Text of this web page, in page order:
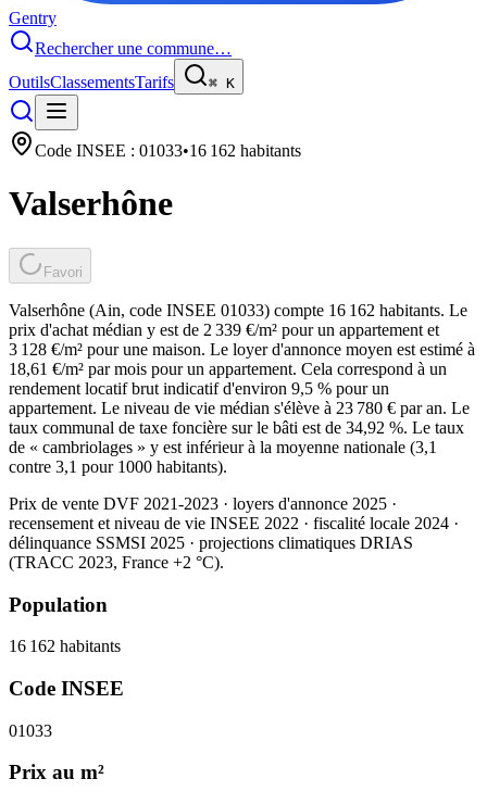
Gentry
Rechercher une commune…
OutilsClassementsTarifs ⌘ K
Code INSEE : 01033•16 162 habitants
Valserhône
Favori
Valserhône (Ain, code INSEE 01033) compte 16 162 habitants. Le
prix d'achat médian y est de 2 339 €/m² pour un appartement et
3 128 €/m² pour une maison. Le loyer d'annonce moyen est estimé à
18,61 €/m² par mois pour un appartement. Cela correspond à un
rendement locatif brut indicatif d'environ 9,5 % pour un
appartement. Le niveau de vie médian s'élève à 23 780 € par an. Le
taux communal de taxe foncière sur le bâti est de 34,92 %. Le taux
de « cambriolages » y est inférieur à la moyenne nationale (3,1
contre 3,1 pour 1000 habitants).
Prix de vente DVF 2021-2023 · loyers d'annonce 2025 ·
recensement et niveau de vie INSEE 2022 · fiscalité locale 2024 ·
délinquance SSMSI 2025 · projections climatiques DRIAS
(TRACC 2023, France +2 °C).
Population
16 162 habitants
Code INSEE
01033
Prix au m²